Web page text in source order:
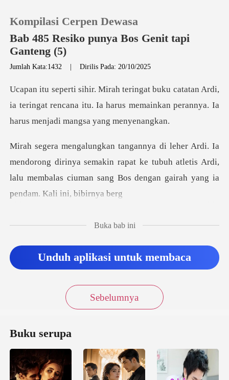
Pengisian Ulang
Keluar
Unduh Aplikasi
Kompilasi Cerpen Dewasa
Bab 485 Resiko punya Bos Genit tapi
Ganteng (5)
Jumlah Kata:1432 |Dirilis Pada: 20/10/2025
n Ardi,
ia teringat rencana itu. Ia harus memainkan
dirinya semakin rapat ke tubuh atletis Ardi,
lalu membalas ciuma
Buka bab ini
Unduh aplikasi untuk membaca
Sebelumnya
Buku serupa